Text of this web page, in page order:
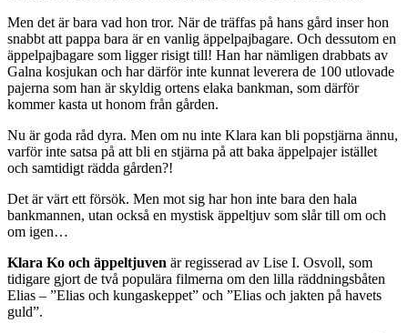
Men det är bara vad hon tror. När de träffas på hans gård inser hon
snabbt att pappa bara är en vanlig äppelpajbagare. Och dessutom en
äppelpajbagare som ligger risigt till! Han har nämligen drabbats av
Galna kosjukan och har därför inte kunnat leverera de 100 utlovade
pajerna som han är skyldig ortens elaka bankman, som därför
kommer kasta ut honom från gården.
Nu är goda råd dyra. Men om nu inte Klara kan bli popstjärna ännu,
varför inte satsa på att bli en stjärna på att baka äppelpajer istället
och samtidigt rädda gården?!
Det är värt ett försök. Men mot sig har hon inte bara den hala
bankmannen, utan också en mystisk äppeltjuv som slår till om och
om igen…
Klara Ko och äppeltjuven är regisserad av Lise I. Osvoll, som
tidigare gjort de två populära filmerna om den lilla räddningsbåten
Elias – ”Elias och kungaskeppet” och ”Elias och jakten på havets
guld”.